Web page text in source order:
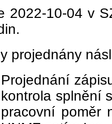
2022-10-04 v
projednány
Projednání
kontrola splnění
pracovní poměr